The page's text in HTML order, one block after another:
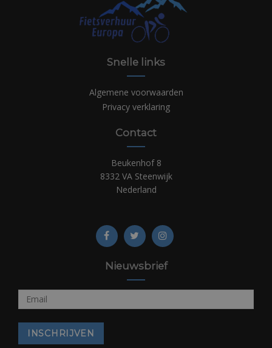
Snelle links
Algemene voorwaarden
Privacy verklaring
Contact
Beukenhof 8
8332 VA Steenwijk
Nederland
Nieuwsbrief